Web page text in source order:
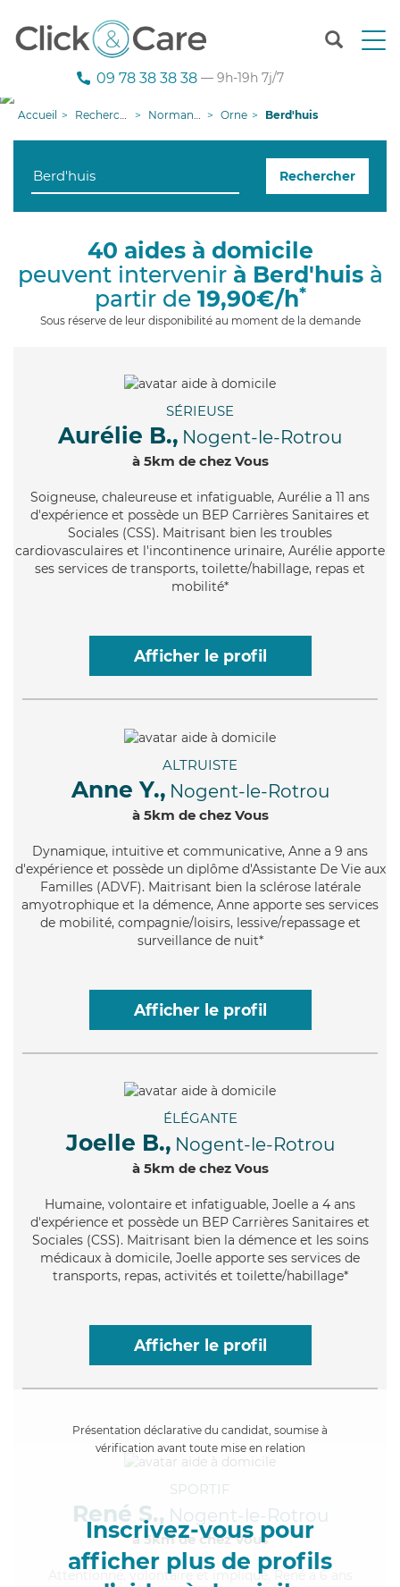
T
n
g
i
09 78 38 38 38 — 9h-19h 7j/7
Accueil Recherche aide à domicile Normandie Orne Berd'huis
Rechercher
40 aides à domicile
peuvent intervenir à Berd'huisà
partir de 19,90€/h*
Sous réserve de leur disponibilité au moment de la demande
SÉRIEUSE
Aurélie B., Nogent-le-Rotrou
à 5km de chez Vous
Soigneuse, chaleureuse et infatiguable, Aurélie a 11 ans
d'expérience et possède un BEP Carrières Sanitaires et
Sociales (CSS). Maitrisant bien les troubles
cardiovasculaires et l'incontinence urinaire, Aurélie apporte
ses services de transports, toilette/habillage, repas et
mobilité*
Afficher le profil
ALTRUISTE
Anne Y., Nogent-le-Rotrou
à 5km de chez Vous
Dynamique, intuitive et communicative, Anne a 9 ans
d'expérience et possède un diplôme d'Assistante De Vie aux
Familles (ADVF). Maitrisant bien la sclérose latérale
amyotrophique et la démence, Anne apporte ses services
de mobilité, compagnie/loisirs, lessive/repassage et
surveillance de nuit*
Afficher le profil
ÉLÉGANTE
Joelle B., Nogent-le-Rotrou
à 5km de chez Vous
Humaine, volontaire et infatiguable, Joelle a 4 ans
d'expérience et possède un BEP Carrières Sanitaires et
Sociales (CSS). Maitrisant bien la démence et les soins
médicaux à domicile, Joelle apporte ses services de
transports, repas, activités et toilette/habillage*
Afficher le profil
Présentation déclarative du candidat, soumise à
vérification avant toute mise en relation
Inscrivez-vous pour
afficher plus de profils
SPORTIF
René S., Nogent-le-Rotrou
à 5km de chez Vous
, volontaire et impliqué, René a 6 ans